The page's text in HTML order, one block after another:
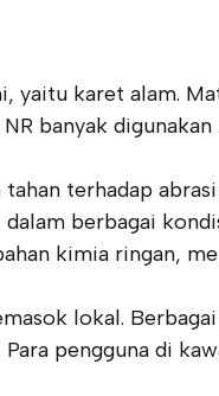
karet alam.
banyak
terhadap
berbagai
kimia ringan,
lokal.
pengguna di